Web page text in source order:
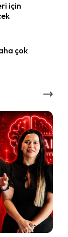
için
çok